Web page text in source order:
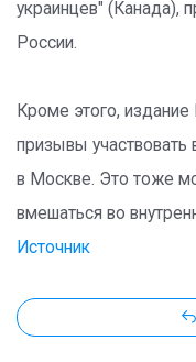
украинцев" (Канада),
России.
Кроме этого,
призывы участвовать
в Москве. Это тоже
вмешаться во
Источник